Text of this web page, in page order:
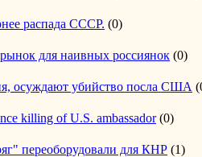
распада СССР. (0)
для наивных россиянок (0)
осуждают убийство посла США
killing of U.S. ambassador (0)
переоборудовали для КНР (1)